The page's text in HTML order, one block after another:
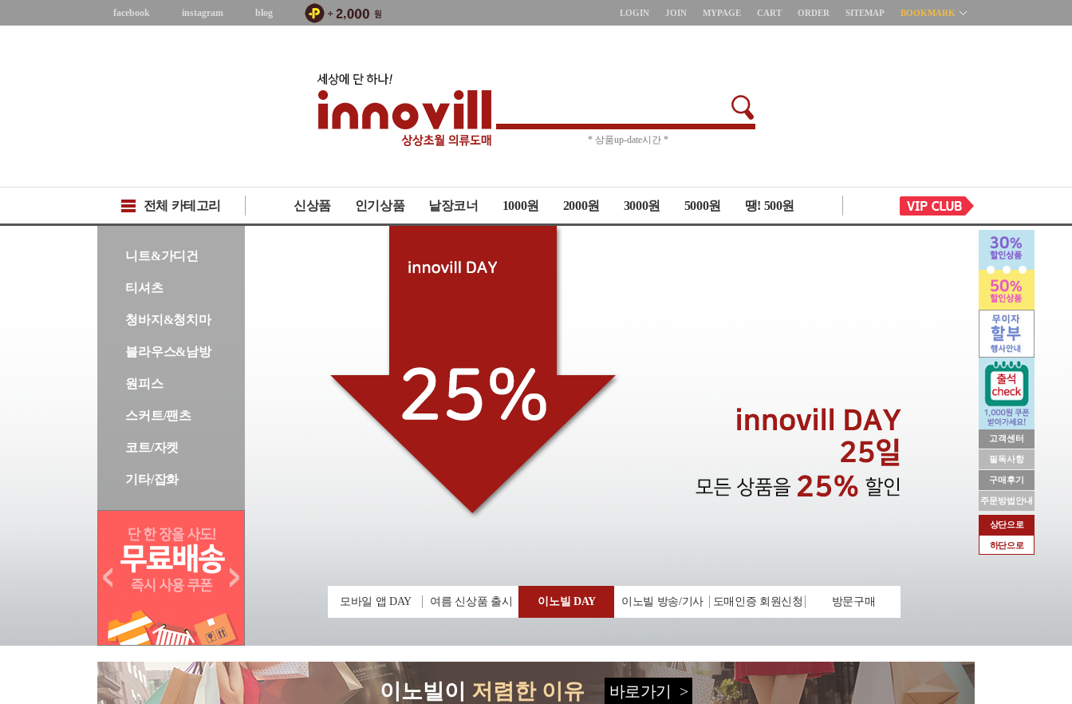
고객센터
필독사항
구매후기
주문방법안내
상단으로
하단으로
facebook instagram blog LOGIN JOIN MYPAGE CART ORDER SITEMAP BOOKMARK
* 상품up-date시간 *
전체 카테고리 신상품 인기상품 낱장코너 1000원 2000원 3000원 5000원 땡! 500원
니트&가디건
티셔츠
청바지&청치마
블라우스&남방
원피스
스커트/팬츠
코트/자켓
기타/잡화
모바일 앱 DAY 여름 신상품 출시 이노빌 DAY 이노빌 방송/기사 도매인증 회원신청 방문구매
이노빌이 저렴한 이유 바로가기 >